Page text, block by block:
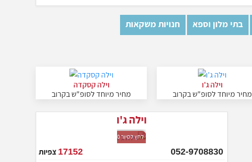
בתי מלון וספא
חנויות משקאות
וילה קסקדה
מחיר מיוחד לסופ"ש בקרוב
וילה ג'ו
מחיר מיוחד לסופ"ש בקרוב
וילה ג'ו
לחץ לסיור 360
052-9708830
17152 צפיות